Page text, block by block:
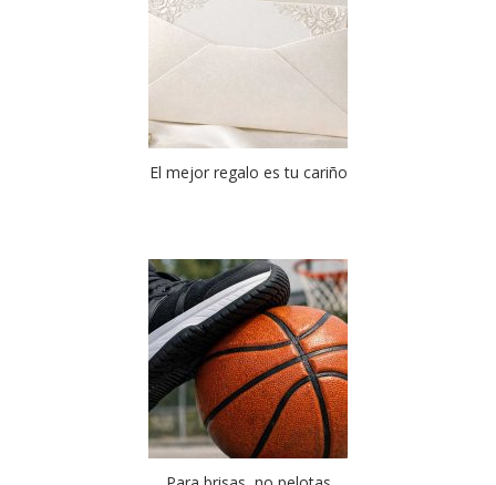
El mejor regalo es tu cariño